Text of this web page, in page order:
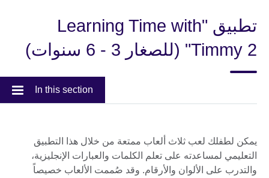
تطبيق "Learning Time with
Timmy 2" (للصغار 3 - 6 سنوات)
In this section
يمكن لطفلك لعب ثلاث ألعاب ممتعة من خلال هذا التطبيق
التعليمي لمساعدته على تعلم الكلمات والعبارات الإنجليزية،
والتدرب على الألوان والأرقام. وقد صُممت الألعاب خصيصاً